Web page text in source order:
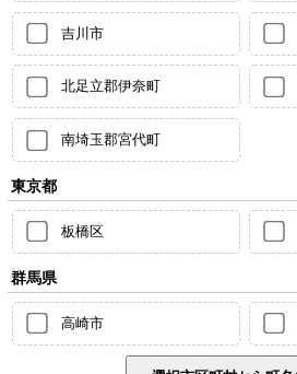
吉川市
北足立郡伊奈町
南埼玉郡宮代町
東京都
板橋区
群馬県
高崎市